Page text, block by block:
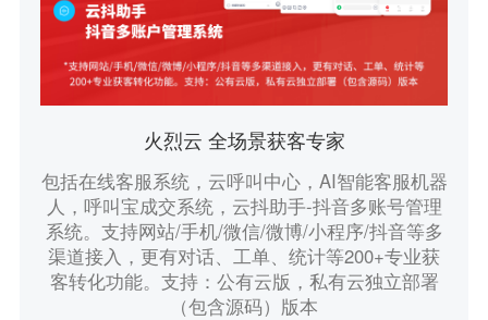
火烈云 全场景获客专家
包括在线客服系统，云呼叫中心，AI智能客服机器
人，呼叫宝成交系统，云抖助手-抖音多账号管理
系统。支持网站/手机/微信/微博/小程序/抖音等多
渠道接入，更有对话、工单、统计等200+专业获
客转化功能。支持：公有云版，私有云独立部署
（包含源码）版本